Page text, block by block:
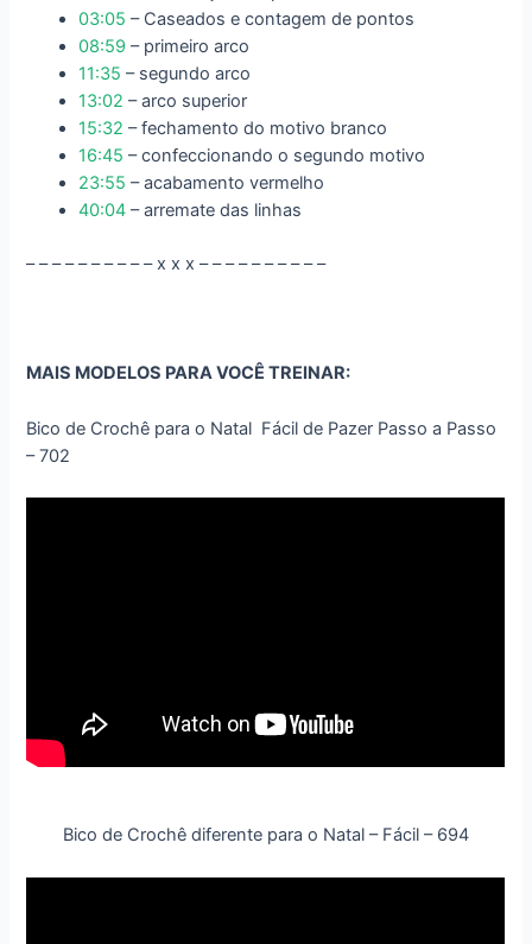
03:05 – Caseados e contagem de pontos
08:59 – primeiro arco
11:35 – segundo arco
13:02 – arco superior
15:32 – fechamento do motivo branco
16:45 – confeccionando o segundo motivo
23:55 – acabamento vermelho
40:04 – arremate das linhas
– – – – – – – – – – x x x – – – – – – – – – –
MAIS MODELOS PARA VOCÊ TREINAR:
Bico de Crochê para o Natal Fácil de Pazer Passo a Passo
– 702
Bico de Crochê diferente para o Natal – Fácil – 694